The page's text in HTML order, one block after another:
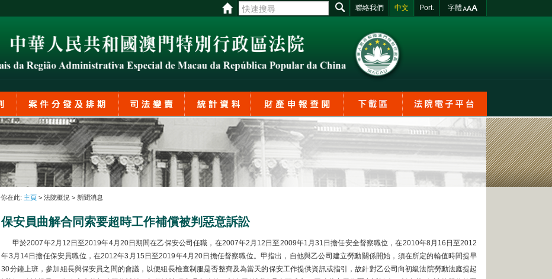
聯絡我們 中文 Port. 字體
你在此:主頁 > 法院概況 > 新聞消息
保安員曲解合同索要超時工作補償被判惡意訴訟
甲於2007年2月12日至2019年4月20日期間在乙保安公司任職，在2007年2月12日至2009年1月31日擔任安全督察職位，在2010年8月16日至2012
年3月14日擔任保安員職位，在2012年3月15日至2019年4月20日擔任督察職位。甲指出，自他與乙公司建立勞動關係開始，須在所定的輪值時間提早
30分鐘上班，參加組長與保安員之間的會議，以便組長檢查制服是否整齊及為當天的保安工作提供資訊或指引，故針對乙公司向初級法院勞動法庭提起